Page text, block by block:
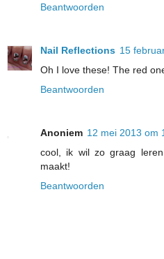
Beantwoorden
Nail Reflections 15
Oh I love these! The red
Beantwoorden
Anoniem 12 mei 2013 om
cool, ik wil zo graag
maakt!
Beantwoorden